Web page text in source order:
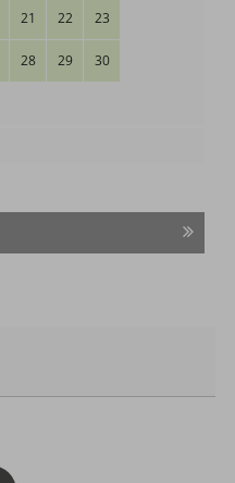
21 22 23
28 29 30